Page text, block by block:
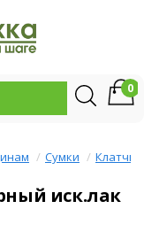
0
Сумки Клатчи
иск.лак